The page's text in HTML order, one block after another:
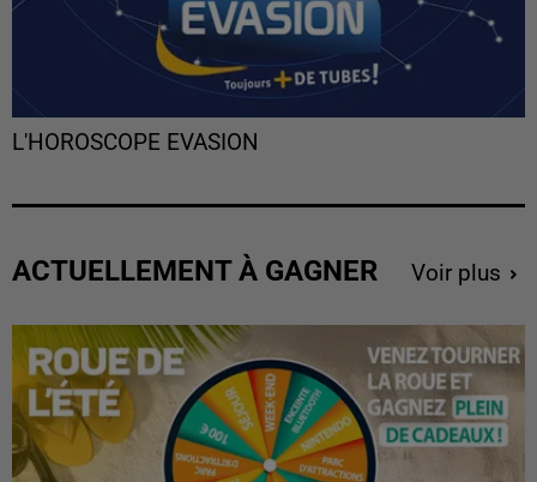
L'HOROSCOPE EVASION
ACTUELLEMENT À GAGNER Voir plus